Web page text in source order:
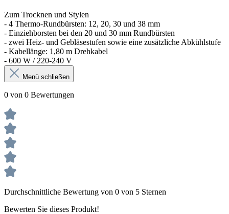
Zum Trocknen und Stylen
- 4 Thermo-Rundbürsten: 12, 20, 30 und 38 mm
- Einziehborsten bei den 20 und 30 mm Rundbürsten
- zwei Heiz- und Gebläsestufen sowie eine zusätzliche Abkühlstufe
- Kabellänge: 1,80 m Drehkabel
- 600 W / 220-240 V
Menü schließen
0 von 0 Bewertungen
Durchschnittliche Bewertung von 0 von 5 Sternen
Bewerten Sie dieses Produkt!